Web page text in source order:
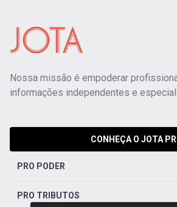
Nossa missão é empoderar
informações independentes e
CONHEÇA O JOTA
PRO PODER
PRO TRIBUTOS